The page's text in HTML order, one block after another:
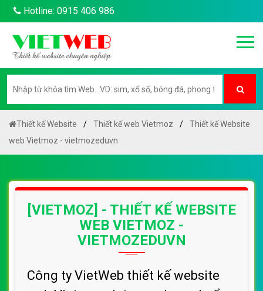
Hotline: 0915 406 986
Thiết kế Website Thiết kế web Vietmoz
Thiết kế Website
web Vietmoz - vietmozeduvn
[VIETMOZ] - THIẾT KẾ WEBSITE
WEB VIETMOZ -
VIETMOZEDUVN
Công ty VietWeb thiết kế website